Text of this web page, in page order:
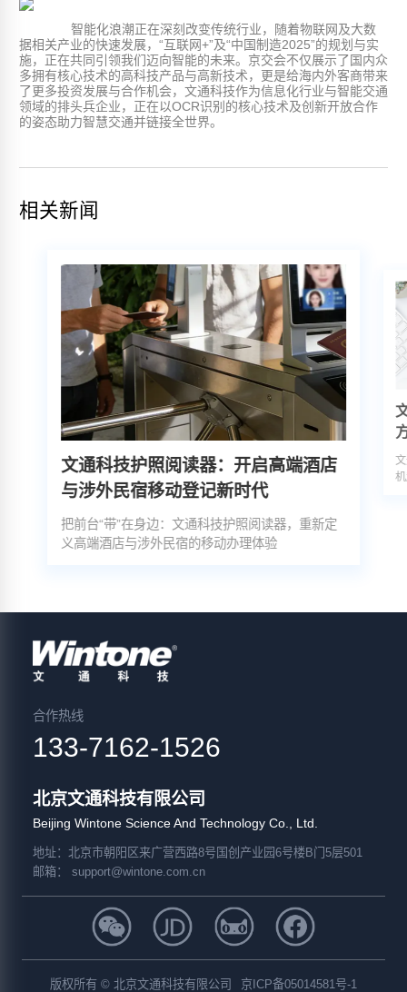
智能化浪潮正在深刻改变传统行业，随着物联网及大数
据相关产业的快速发展，“互联网+”及“中国制造2025”的规划与实
施，正在共同引领我们迈向智能的未来。京交会不仅展示了国内众
多拥有核心技术的高科技产品与高新技术，更是给海内外客商带来
了更多投资发展与合作机会，文通科技作为信息化行业与智能交通
领域的排头兵企业，正在以OCR识别的核心技术及创新开放合作
的姿态助力智慧交通并链接全世界。
相关新闻
文通科技护照阅读器：开启高端酒店
与涉外民宿移动登记新时代
把前台“带”在身边：文通科技护照阅读器，重新定
义高端酒店与涉外民宿的移动办理体验
合作热线
133-7162-1526
北京文通科技有限公司
Beijing Wintone Science And Technology Co., Ltd.
地址：北京市朝阳区来广营西路8号国创产业园6号楼B门5层501
邮箱：
support@wintone.com.cn
版权所有 © 北京文通科技有限公司 京ICP备05014581号-1